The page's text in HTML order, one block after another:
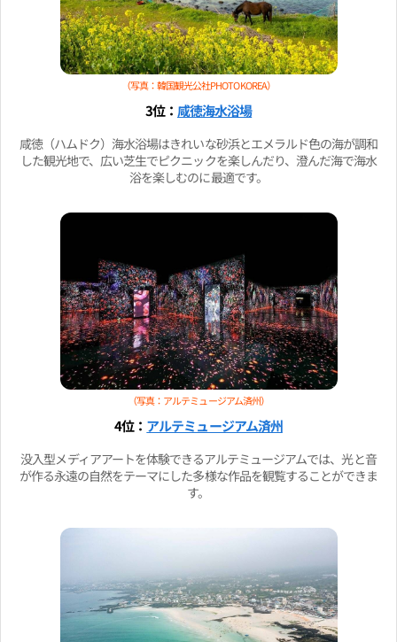
（写真：韓国観光公社PHOTO KOREA）
3位： 咸徳海水浴場
咸徳（ハムドク）海水浴場はきれいな砂浜とエメラルド色の海が調和
した観光地で、広い芝生でピクニックを楽しんだり、澄んだ海で海水
浴を楽しむのに最適です。
（写真：アルテミュージアム済州）
4位： アルテミュージアム済州
没入型メディアアートを体験できるアルテミュージアムでは、光と音
が作る永遠の自然をテーマにした多様な作品を観覧することができま
す。